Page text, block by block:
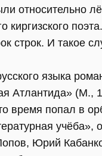
относительно
строк. И такое
языка
Атлантида» (М.,
время попал в
учёба»,
Юрий